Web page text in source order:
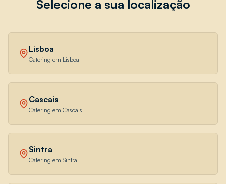
Selecione a sua localização
Lisboa
Catering em Lisboa
Cascais
Catering em Cascais
Sintra
Catering em Sintra